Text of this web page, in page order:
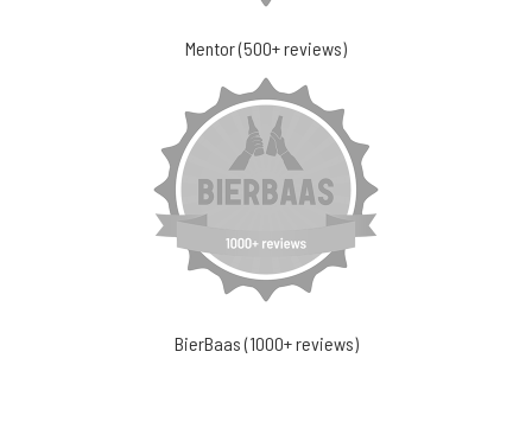
Mentor (500+ reviews)
BierBaas (1000+ reviews)